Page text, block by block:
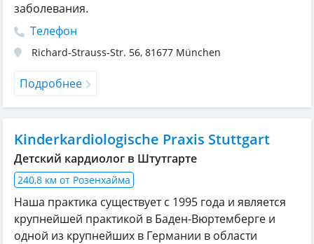
заболевания.
Телефон
Richard-Strauss-Str. 56, 81677 München
Подробнее
Kinderkardiologische Praxis Stuttgart
Детский кардиолог в Штутгарте
240,8 км от Розенхайма
Наша практика существует с 1995 года и является
крупнейшей практикой в ​​Баден-Вюртемберге и
одной из крупнейших в Германии в области